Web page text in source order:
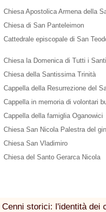
Chiesa Apostolica Armena della
Chiesa di San Panteleimon
Cattedrale episcopale di San
Chiesa la Domenica di Tutti i Santi
Chiesa della Santissima Trinità
Cappella della Resurrezione del
Cappella in memoria di volontari
Cappella della famiglia Oganowici
Chiesa San Nicola Palestra del
Chiesa San Vladimiro
Chiesa del Santo Gerarca Nicola
Cenni storici: l'identità dei